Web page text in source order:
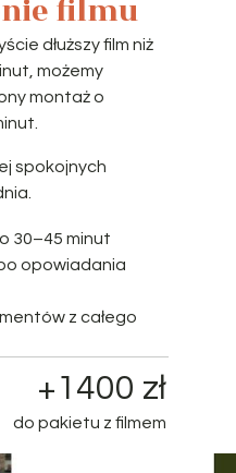
filmu
dłuższy film niż
możemy
montaż o
spokojnych
+1400 zł
do pakietu z filmem
30–45 minut
opowiadania
z całego